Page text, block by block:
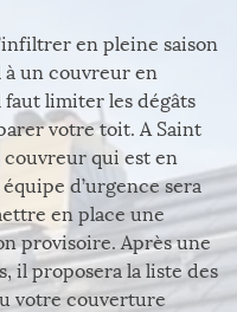
en pleine saison
à un couvreur en
limiter les dégâts
votre toit. A Saint
couvreur qui est en
d’urgence sera
en place une
provisoire. Après une
il proposera la liste des
votre couverture